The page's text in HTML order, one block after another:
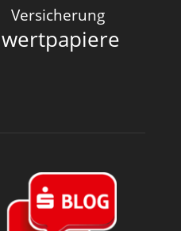
Versicherung
wertpapiere